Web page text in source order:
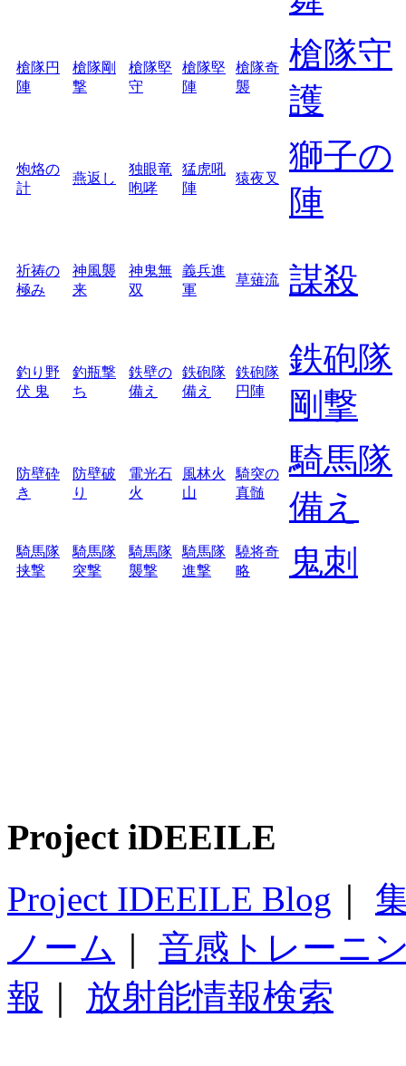
槍隊円
陣
槍隊剛
撃
槍隊堅
守
槍隊堅
陣
槍隊奇
襲
槍隊守
護
炮烙の
計
燕返し
独眼竜
咆哮
猛虎吼
陣
猿夜叉
獅子の
陣
祈祷の
極み
神風襲
来
神鬼無
双
義兵進
軍
草薙流 謀殺
釣り野
伏 鬼
釣瓶撃
ち
鉄壁の
備え
鉄砲隊
備え
鉄砲隊
円陣
鉄砲隊
剛撃
防壁砕
き
防壁破
り
電光石
火
風林火
山
騎突の
真髄
騎馬隊
備え
騎馬隊
挟撃
騎馬隊
突撃
騎馬隊
襲撃
騎馬隊
進撃
驍将奇
略
鬼刺
Project iDEEILE
Project IDEEILE Blog
ノーム
音感トレーニ
報
放射能情報検索